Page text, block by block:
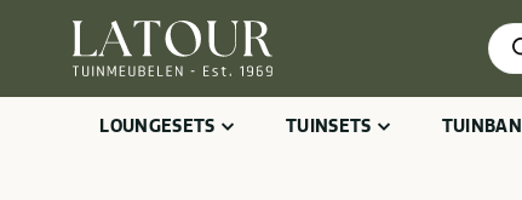
LOUNGESETS TUINSETS